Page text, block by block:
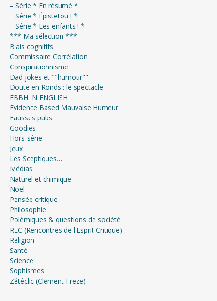
– Série * En résumé *
– Série * Épistetou ! *
– Série * Les enfants ! *
*** Ma sélection ***
Biais cognitifs
Commissaire Corrélation
Conspirationnisme
Dad jokes et ""humour""
Doute en Ronds : le spectacle
EBBH IN ENGLISH
Evidence Based Mauvaise Humeur
Fausses pubs
Goodies
Hors-série
Jeux
Les Sceptiques…
Médias
Naturel et chimique
Noël
Pensée critique
Philosophie
Polémiques & questions de société
REC (Rencontres de l'Esprit Critique)
Religion
Santé
Science
Sophismes
Zétéclic (Clément Freze)